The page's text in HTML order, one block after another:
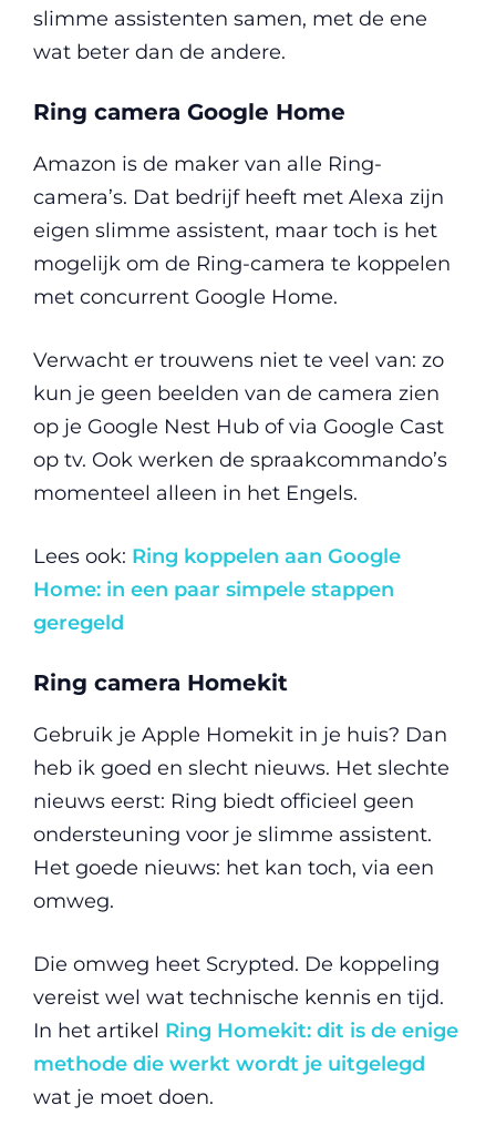
slimme assistenten samen, met de ene
wat beter dan de andere.
Ring camera Google Home
Amazon is de maker van alle Ring-
camera’s. Dat bedrijf heeft met Alexa zijn
eigen slimme assistent, maar toch is het
mogelijk om de Ring-camera te koppelen
met concurrent Google Home.
Verwacht er trouwens niet te veel van: zo
kun je geen beelden van de camera zien
op je Google Nest Hub of via Google Cast
op tv. Ook werken de spraakcommando’s
momenteel alleen in het Engels.
Lees ook: Ring koppelen aan Google
Home: in een paar simpele stappen
geregeld
Ring camera Homekit
Gebruik je Apple Homekit in je huis? Dan
heb ik goed en slecht nieuws. Het slechte
nieuws eerst: Ring biedt officieel geen
ondersteuning voor je slimme assistent.
Het goede nieuws: het kan toch, via een
omweg.
Die omweg heet Scrypted. De koppeling
vereist wel wat technische kennis en tijd.
In het artikel Ring Homekit: dit is de enige
methode die werkt wordt je uitgelegd
wat je moet doen.